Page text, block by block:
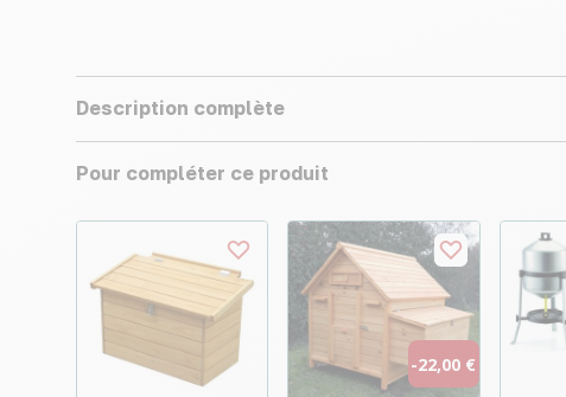
Description complète
Pour compléter ce produit
-22,00 €